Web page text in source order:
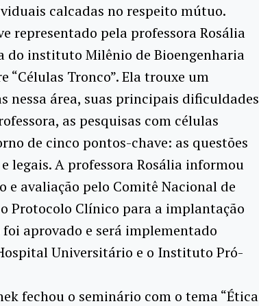
calcadas no respeito mútuo.
representado pela professora Rosália
do instituto Milênio de Bioengenharia
“Células Tronco”. Ela trouxe um
nessa área, suas principais dificuldades
as pesquisas com células
de cinco pontos-chave: as questões
legais. A professora Rosália informou
e avaliação pelo Comitê Nacional de
o Protocolo Clínico para a implantação
aprovado e será implementado
Universitário e o Instituto Pró-
fechou o seminário com o tema “Ética